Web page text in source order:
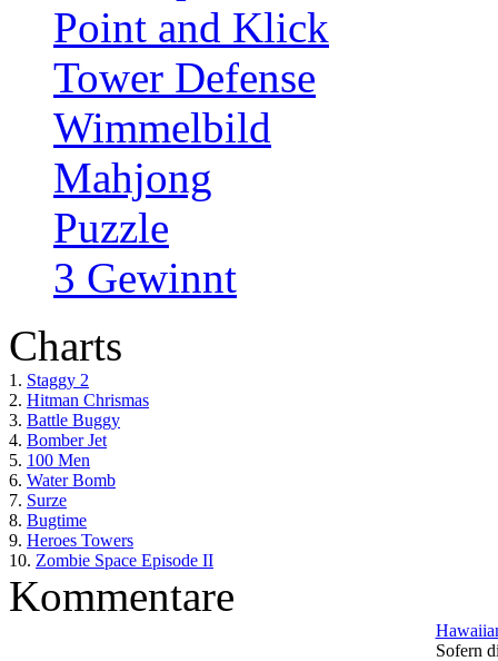
Point and Klick
Tower Defense
Wimmelbild
Mahjong
Puzzle
3 Gewinnt
Charts
1. Staggy 2
2. Hitman Chrismas
3. Battle Buggy
4. Bomber Jet
5. 100 Men
6. Water Bomb
7. Surze
8. Bugtime
9. Heroes Towers
10. Zombie Space Episode II
Kommentare
Sofern